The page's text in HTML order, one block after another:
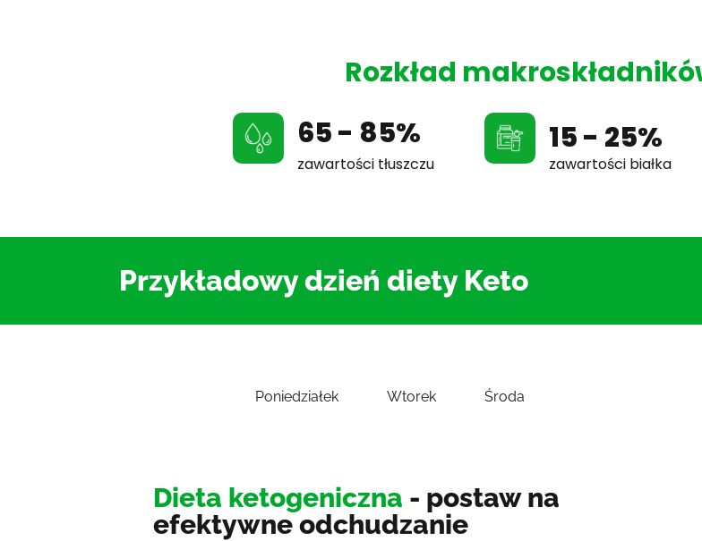
Rozkład
65 - 85%
zawartości tłuszczu
15 - 25%
zawartości białka
Przykładowy dzień diety Keto
Poniedziałek Wtorek Środa
Dieta ketogeniczna - postaw na
efektywne odchudzanie